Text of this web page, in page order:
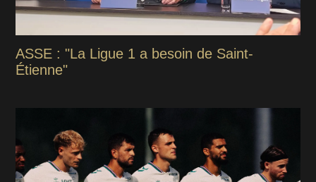
ASSE : "La Ligue 1 a besoin de Saint-
Étienne"